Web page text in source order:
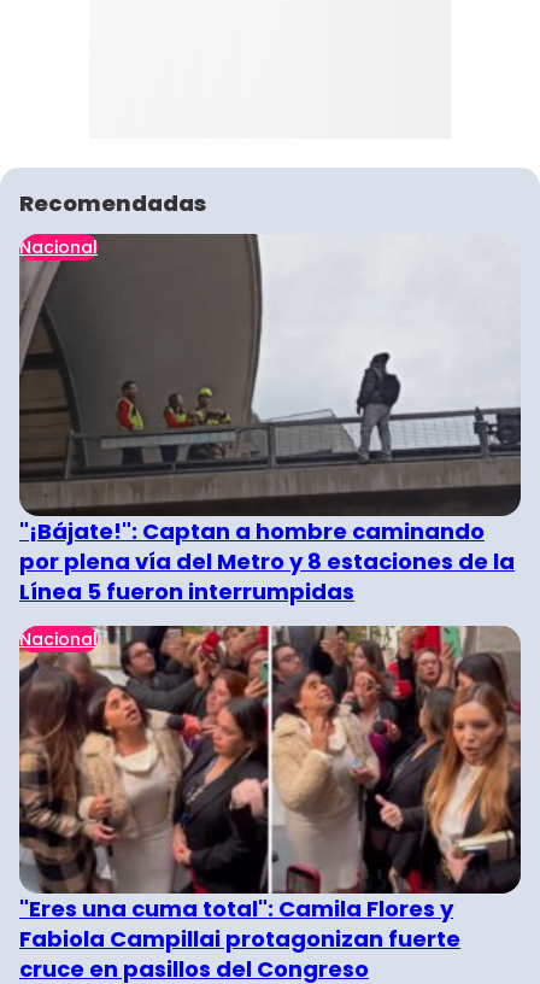
Recomendadas
Nacional
"¡Bájate!": Captan a hombre caminando
por plena vía del Metro y 8 estaciones de la
Línea 5 fueron interrumpidas
Nacional
"Eres una cuma total": Camila Flores y
Fabiola Campillai protagonizan fuerte
cruce en pasillos del Congreso